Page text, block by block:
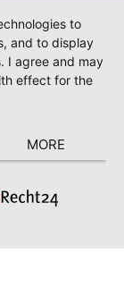
to
and to display
I agree and may
effect for the
MORE